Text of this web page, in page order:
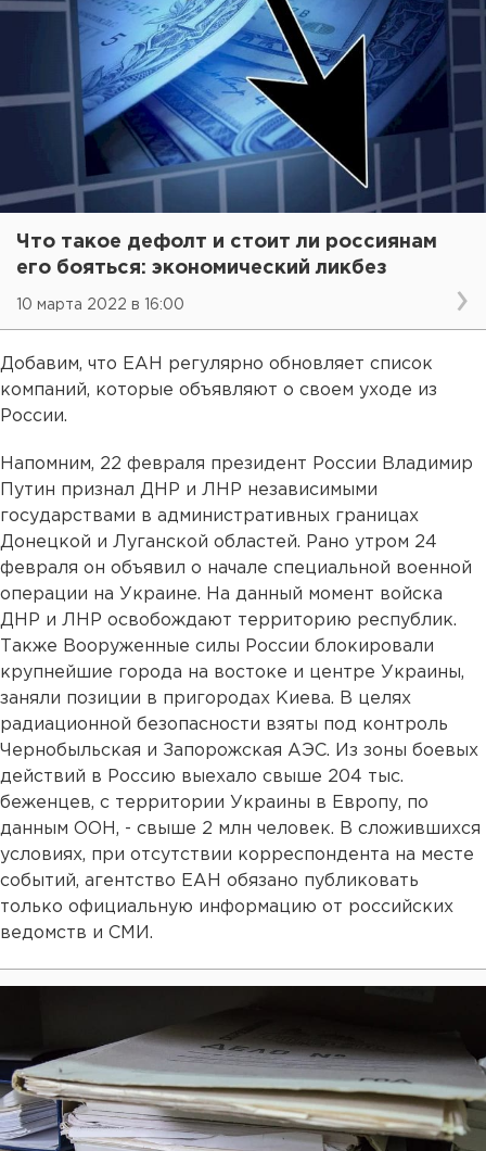
Что такое дефолт и стоит ли россиянам
его бояться: экономический ликбез
10 марта 2022 в 16:00
Добавим, что ЕАН регулярно обновляет список
компаний, которые объявляют о своем уходе из
России.
Напомним, 22 февраля президент России Владимир
Путин признал ДНР и ЛНР независимыми
государствами в административных границах
Донецкой и Луганской областей. Рано утром 24
февраля он объявил о начале специальной военной
операции на Украине. На данный момент войска
ДНР и ЛНР освобождают территорию республик.
Также Вооруженные силы России блокировали
крупнейшие города на востоке и центре Украины,
заняли позиции в пригородах Киева. В целях
радиационной безопасности взяты под контроль
Чернобыльская и Запорожская АЭС. Из зоны боевых
действий в Россию выехало свыше 204 тыс.
беженцев, с территории Украины в Европу, по
данным ООН, - свыше 2 млн человек. В сложившихся
условиях, при отсутствии корреспондента на месте
событий, агентство ЕАН обязано публиковать
только официальную информацию от российских
ведомств и СМИ.